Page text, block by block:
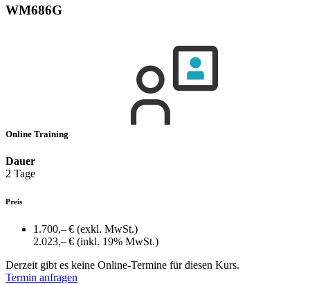
WM686G
Online Training
Dauer
2 Tage
Preis
1.700,– € (exkl. MwSt.)
2.023,– € (inkl. 19% MwSt.)
Derzeit gibt es keine Online-Termine für diesen Kurs.
Termin anfragen